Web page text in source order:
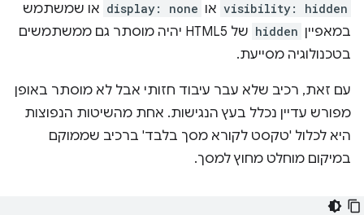
visibility: hidden או display: none או שמשתמש
במאפיין hidden
של HTML5 יהיה מוסתר גם ממשתמשים
בטכנולוגיה מסייעת.
עם זאת, רכיב שלא עבר עיבוד חזותי אבל לא מוסתר באופן
מפורש עדיין נכלל בעץ הנגישות. אחת מהשיטות הנפוצות
היא לכלול 'טקסט לקורא מסך בלבד' ברכיב שממוקם
במיקום מוחלט מחוץ למסך.